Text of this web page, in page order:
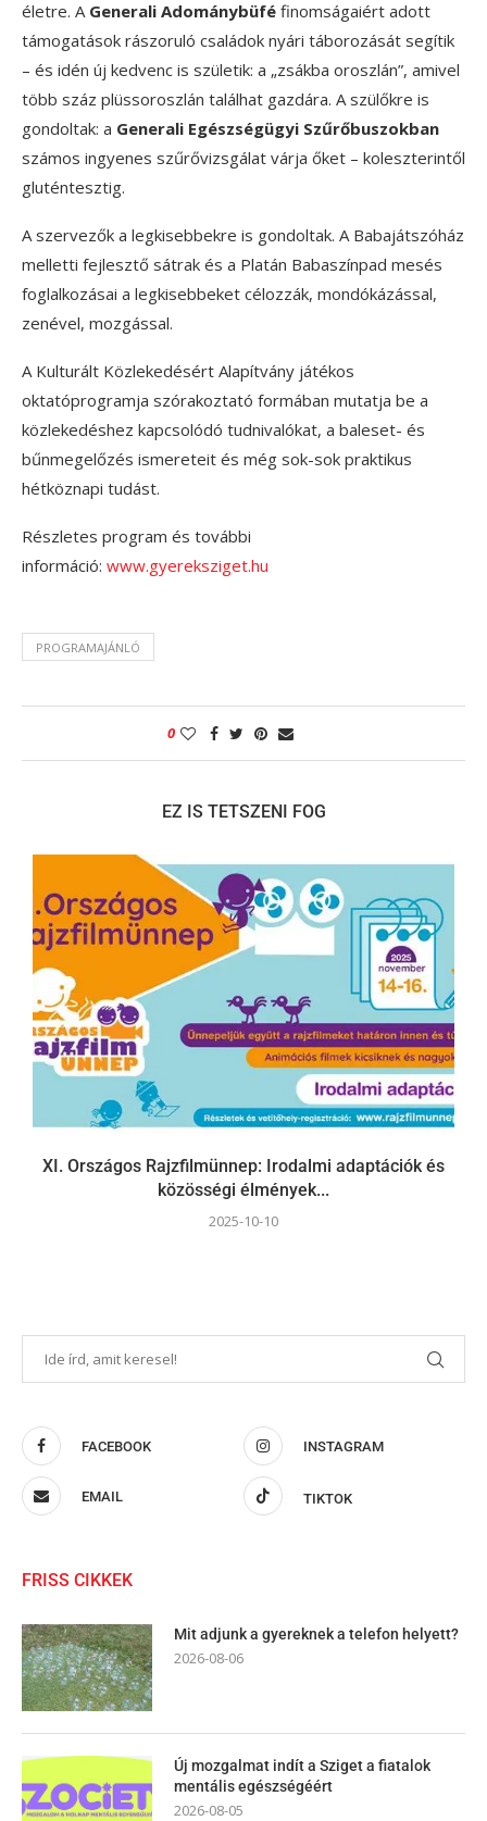
életre. A Generali Adománybüfé finomságaiért adott
támogatások rászoruló családok nyári táborozását segítik
– és idén új kedvenc is születik: a „zsákba oroszlán”, amivel
több száz plüssoroszlán találhat gazdára. A szülőkre is
gondoltak: a Generali Egészségügyi Szűrőbuszokban
számos ingyenes szűrővizsgálat várja őket – koleszterintől
gluténtesztig.
A szervezők a legkisebbekre is gondoltak. A Babajátszóház
melletti fejlesztő sátrak és a Platán Babaszínpad mesés
foglalkozásai a legkisebbeket célozzák, mondókázással,
zenével, mozgással.
A Kulturált Közlekedésért Alapítvány játékos
oktatóprogramja szórakoztató formában mutatja be a
közlekedéshez kapcsolódó tudnivalókat, a baleset- és
bűnmegelőzés ismereteit és még sok-sok praktikus
hétköznapi tudást.
Részletes program és további
információ: www.gyereksziget.hu
PROGRAMAJÁNLÓ
0
EZ IS TETSZENI FOG
XI. Országos Rajzfilmünnep: Irodalmi adaptációk és
közösségi élmények...
2025-10-10
FACEBOOK INSTAGRAM
EMAIL TIKTOK
FRISS CIKKEK
Mit adjunk a gyereknek a telefon helyett?
2026-08-06
Új mozgalmat indít a Sziget a fiatalok
mentális egészségéért
2026-08-05